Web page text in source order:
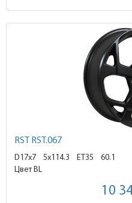
RST RST.067
D17x7 5x114.3 ET35
60.1
Цвет BL
10